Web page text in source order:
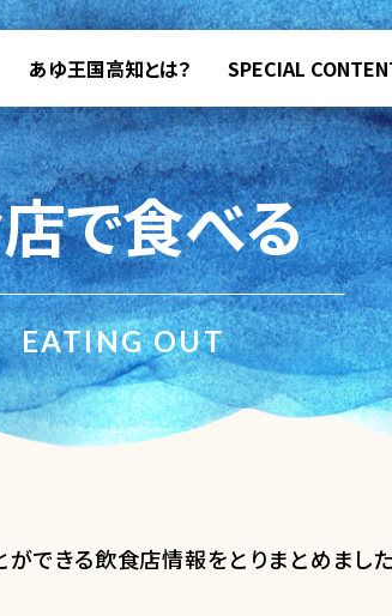
あゆ王国高知とは？ SPECIAL
で食べる
EATING OUT
ができる飲食店情報をとりまとめました